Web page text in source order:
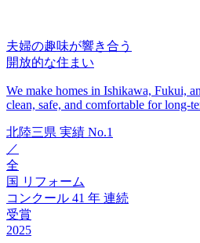
夫婦の趣味が響き合う
開放的な住まい
We make homes in Ishikawa, Fukui,
clean, safe, and comfortable for long-
北陸三県 実績 No.1
／
全
国 リフォーム
コンクール 41 年 連続
受賞
2025